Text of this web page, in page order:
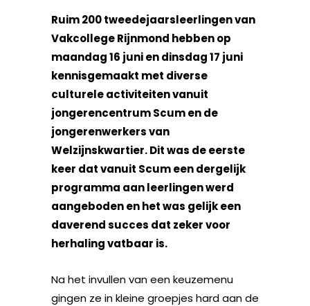
Ruim 200 tweedejaarsleerlingen van
Vakcollege Rijnmond hebben op
maandag 16 juni en dinsdag 17 juni
kennisgemaakt met diverse
culturele activiteiten vanuit
jongerencentrum Scum en de
jongerenwerkers van
Welzijnskwartier. Dit was de eerste
keer dat vanuit Scum een dergelijk
programma aan leerlingen werd
aangeboden en het was gelijk een
daverend succes dat zeker voor
herhaling vatbaar is.
Na het invullen van een keuzemenu
gingen ze in kleine groepjes hard aan de